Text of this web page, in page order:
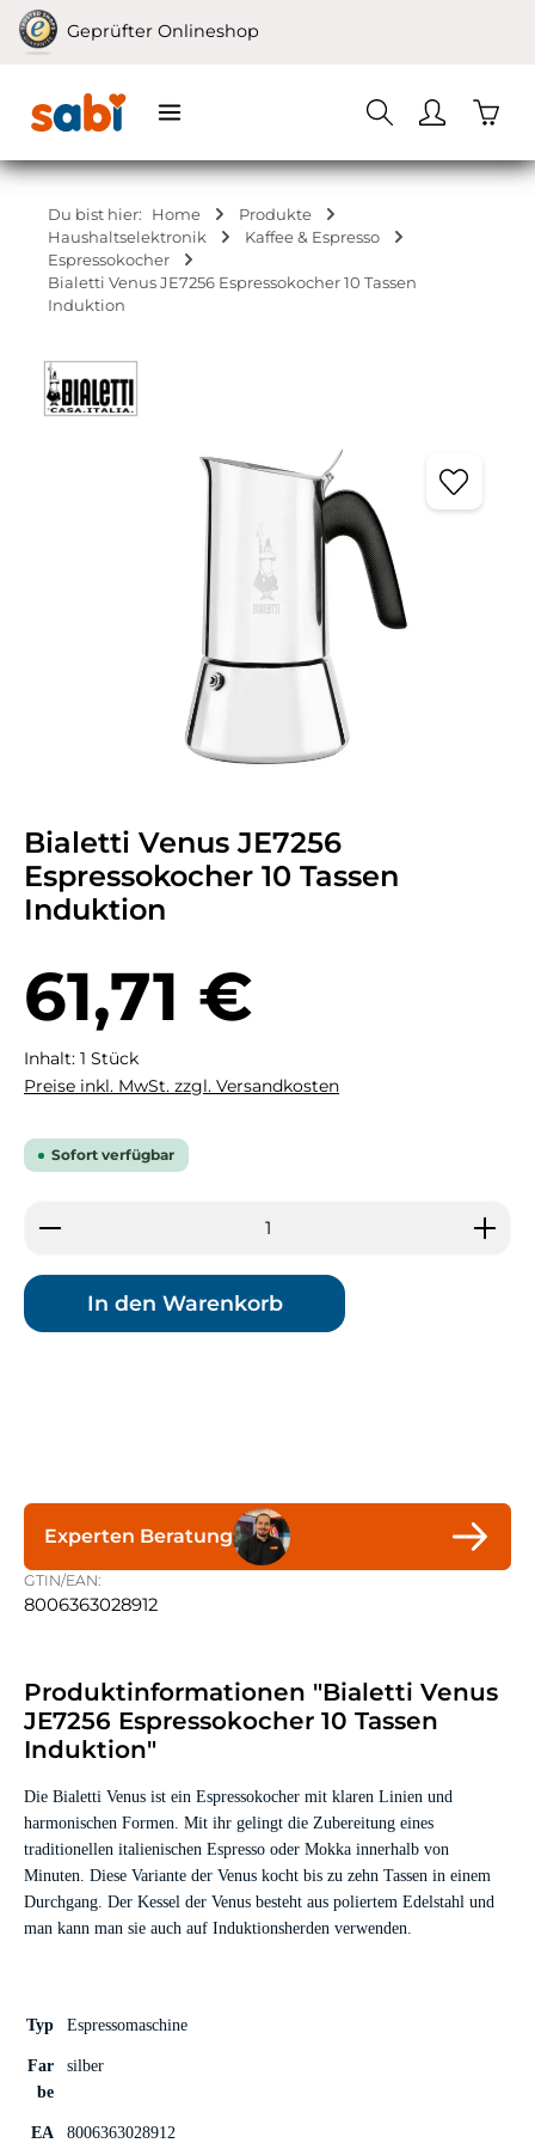
Zum Hauptinhalt springen
Geprüfter Onlineshop
Du bist hier: Home
Produkte
Haushaltselektronik
Kaffee & Espresso
Espressokocher
Bialetti Venus JE7256 Espressokocher 10 Tassen
Induktion
Bialetti Venus JE7256
Espressokocher 10 Tassen
Induktion
61,71 €
Inhalt: 1 Stück
Preise inkl. MwSt. zzgl. Versandkosten
Sofort verfügbar
Produkt Anzahl: Gib den gewünschten Wert
In den Warenkorb
Experten Beratung
GTIN/EAN:
8006363028912
Produktinformationen "Bialetti Venus
JE7256 Espressokocher 10 Tassen
Induktion"
Die Bialetti Venus ist ein Espressokocher mit klaren Linien und
harmonischen Formen. Mit ihr gelingt die Zubereitung eines
traditionellen italienischen Espresso oder Mokka innerhalb von
Minuten. Diese Variante der Venus kocht bis zu zehn Tassen in einem
Durchgang. Der Kessel der Venus besteht aus poliertem Edelstahl und
man kann man sie auch auf Induktionsherden verwenden.
Typ Espressomaschine
Far
be
silber
EA 8006363028912